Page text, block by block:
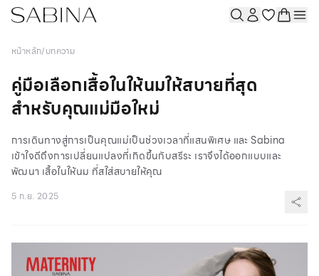
หน้าหลัก/บทความ
คู่มือเลือกเสื้อในให้นมให้สบายที่สุด
สำหรับคุณแม่มือใหม่
การเดินทางสู่การเป็นคุณแม่เป็นช่วงเวลาที่แสนพิเศษ และ Sabina
เข้าใจดีถึงการเปลี่ยนแปลงที่เกิดขึ้นกับสรีระ เราจึงได้ออกแบบและ
พัฒนา เสื้อในให้นม ที่สใส่สบายให้คุณ
5 ก.ย. 2025